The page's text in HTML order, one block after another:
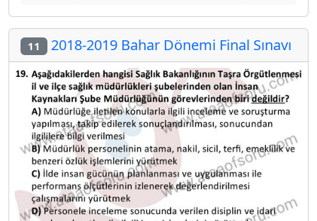
11 2018-2019 Bahar Dönemi Final Sınavı